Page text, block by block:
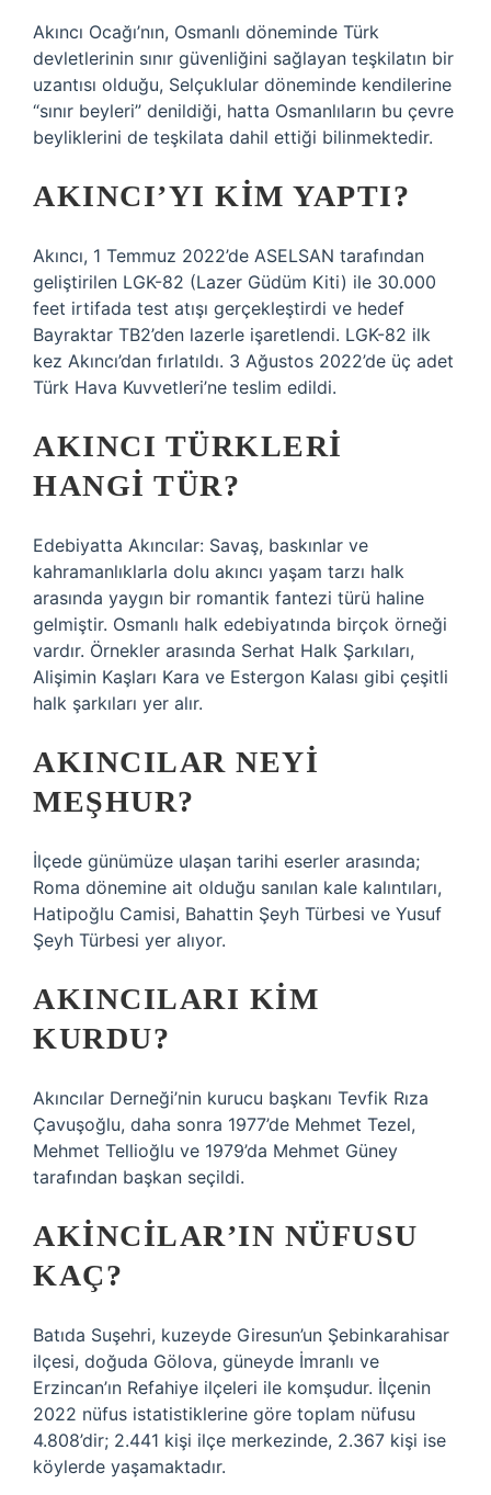
Akıncı Ocağı’nın, Osmanlı döneminde Türk
devletlerinin sınır güvenliğini sağlayan teşkilatın bir
uzantısı olduğu, Selçuklular döneminde kendilerine
“sınır beyleri” denildiği, hatta Osmanlıların bu çevre
beyliklerini de teşkilata dahil ettiği bilinmektedir.
AKINCI’YI KIM YAPTI?
Akıncı, 1 Temmuz 2022’de ASELSAN tarafından
geliştirilen LGK-82 (Lazer Güdüm Kiti) ile 30.000
feet irtifada test atışı gerçekleştirdi ve hedef
Bayraktar TB2’den lazerle işaretlendi. LGK-82 ilk
kez Akıncı’dan fırlatıldı. 3 Ağustos 2022’de üç adet
Türk Hava Kuvvetleri’ne teslim edildi.
AKINCI TÜRKLERI
HANGI TÜR?
Edebiyatta Akıncılar: Savaş, baskınlar ve
kahramanlıklarla dolu akıncı yaşam tarzı halk
arasında yaygın bir romantik fantezi türü haline
gelmiştir. Osmanlı halk edebiyatında birçok örneği
vardır. Örnekler arasında Serhat Halk Şarkıları,
Alişimin Kaşları Kara ve Estergon Kalası gibi çeşitli
halk şarkıları yer alır.
AKINCILAR NEYI
MEŞHUR?
İlçede günümüze ulaşan tarihi eserler arasında;
Roma dönemine ait olduğu sanılan kale kalıntıları,
Hatipoğlu Camisi, Bahattin Şeyh Türbesi ve Yusuf
Şeyh Türbesi yer alıyor.
AKINCILARI KIM
KURDU?
Akıncılar Derneği’nin kurucu başkanı Tevfik Rıza
Çavuşoğlu, daha sonra 1977’de Mehmet Tezel,
Mehmet Tellioğlu ve 1979’da Mehmet Güney
tarafından başkan seçildi.
AKINCILAR’IN NÜFUSU
KAÇ?
Batıda Suşehri, kuzeyde Giresun’un Şebinkarahisar
ilçesi, doğuda Gölova, güneyde İmranlı ve
Erzincan’ın Refahiye ilçeleri ile komşudur. İlçenin
2022 nüfus istatistiklerine göre toplam nüfusu
4.808’dir; 2.441 kişi ilçe merkezinde, 2.367 kişi ise
köylerde yaşamaktadır.